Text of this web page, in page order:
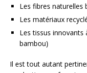
Les fibres naturelles
Les matériaux
Les tissus innovants
bambou)
Il est tout autant